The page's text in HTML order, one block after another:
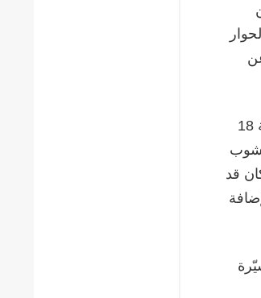
أفادت وكالة أنباء أوكرإنفورم أن قوات الدفاع استهدفت مصفاة موسكو للنفط ليلة 18
قد